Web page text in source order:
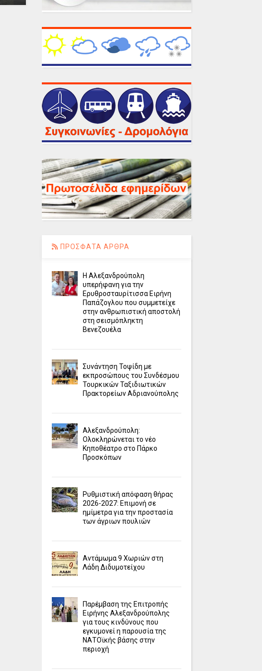
ΠΡΟΣΦΑΤΑ ΑΡΘΡΑ
Η Αλεξανδρούπολη
υπερήφανη για την
Ερυθροσταυρίτισσα Ειρήνη
Παπάζογλου που συμμετείχε
στην ανθρωπιστική αποστολή
στη σεισμόπληκτη
Βενεζουέλα
Συνάντηση Τοψίδη με
εκπροσώπους του Συνδέσμου
Τουρκικών Ταξιδιωτικών
Πρακτορείων Αδριανούπολης
Αλεξανδρούπολη:
Ολοκληρώνεται το νέο
Κηποθέατρο στο Πάρκο
Προσκόπων
Ρυθμιστική απόφαση θήρας
2026-2027: Επιμονή σε
ημίμετρα για την προστασία
των άγριων πουλιών
Αντάμωμα 9 Χωριών στη
Λάδη Διδυμοτείχου
Παρέμβαση της Επιτροπής
Ειρήνης Αλεξανδρούπολης
για τους κινδύνους που
εγκυμονεί η παρουσία της
ΝΑΤΟϊκής βάσης στην
περιοχή